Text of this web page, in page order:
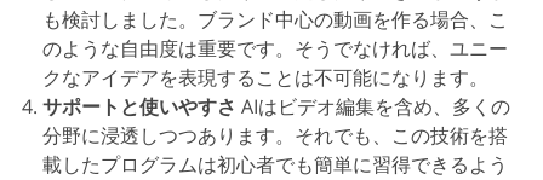
も検討しました。ブランド中心の動画を作る場合、こ
のような自由度は重要です。そうでなければ、ユニー
クなアイデアを表現することは不可能になります。
サポートと使いやすさ AIはビデオ編集を含め、多くの
分野に浸透しつつあります。それでも、この技術を搭
載したプログラムは初心者でも簡単に習得できるよう